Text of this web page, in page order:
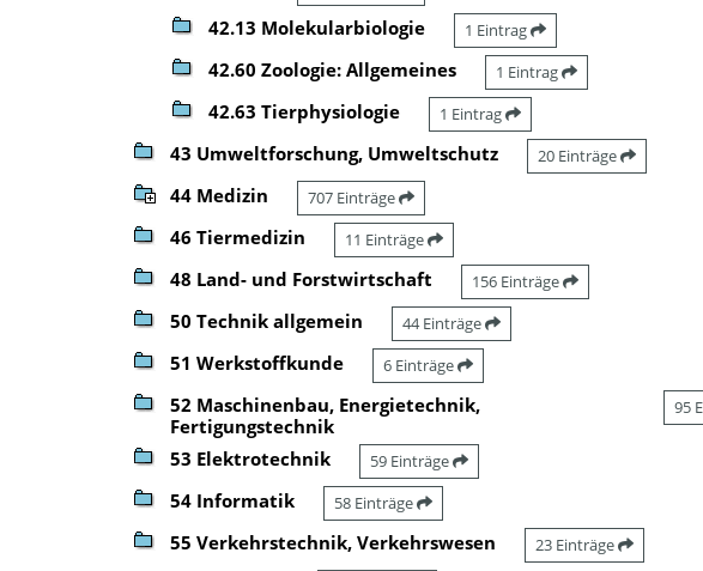
42.13 Molekularbiologie 1 Eintrag
42.60 Zoologie: Allgemeines 1 Eintrag
42.63 Tierphysiologie 1 Eintrag
43 Umweltforschung, Umweltschutz 20 Einträge
44 Medizin 707 Einträge
46 Tiermedizin 11 Einträge
48 Land- und Forstwirtschaft 156 Einträge
50 Technik allgemein 44 Einträge
51 Werkstoffkunde 6 Einträge
52 Maschinenbau, Energietechnik,
Fertigungstechnik
95
53 Elektrotechnik 59 Einträge
54 Informatik 58 Einträge
55 Verkehrstechnik, Verkehrswesen 23 Einträge